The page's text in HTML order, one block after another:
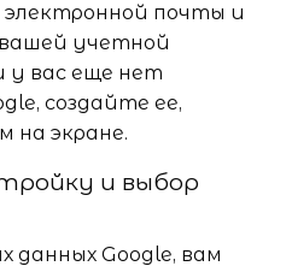
электронной почты и
вашей учетной
у вас еще нет
создайте ее,
на экране.
и выбор
данных Google, вам